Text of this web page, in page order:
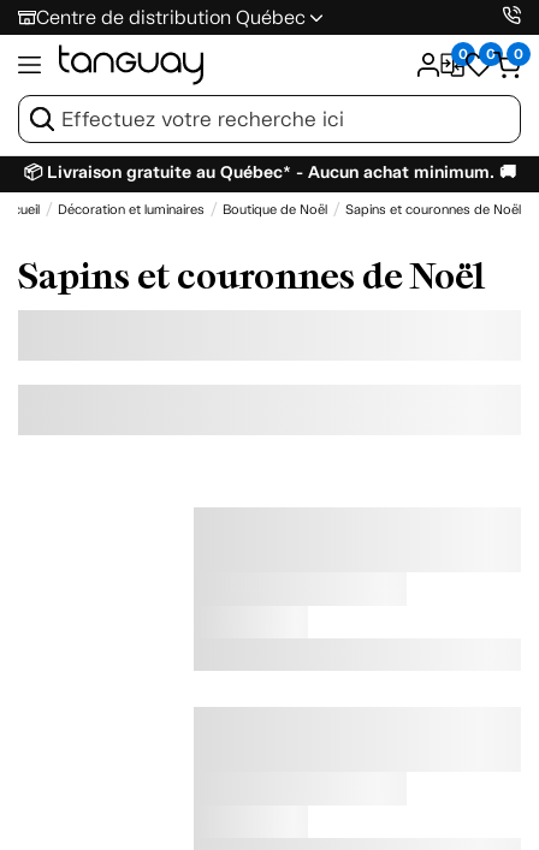
Centre de distribution Québec
0 0 0
📦 Livraison gratuite au Québec* - Aucun achat minimum. 🚚
Décoration et luminaires Boutique de Noël Sapins et couronnes de Noël
Sapins et couronnes de Noël